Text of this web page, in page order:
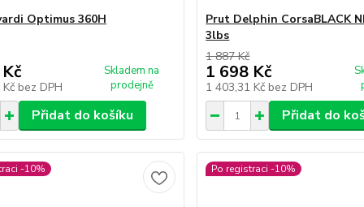
Optimus 360H
bez DPH
Skladem na
prodejně
Přidat do košíku
Prut Delphin CorsaBLACK
3lbs
1 887 Kč
1 698 Kč
1 403,31 Kč bez DPH
Přidat do
-10% Po registraci -10%